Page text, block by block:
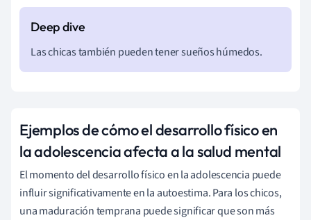
Las chicas también pueden tener sueños húmedos.
Ejemplos de cómo el desarrollo físico en
la adolescencia afecta a la salud mental
El momento del desarrollo físico en la adolescencia puede
influir significativamente en la autoestima. Para los chicos,
una maduración temprana puede significar que son más